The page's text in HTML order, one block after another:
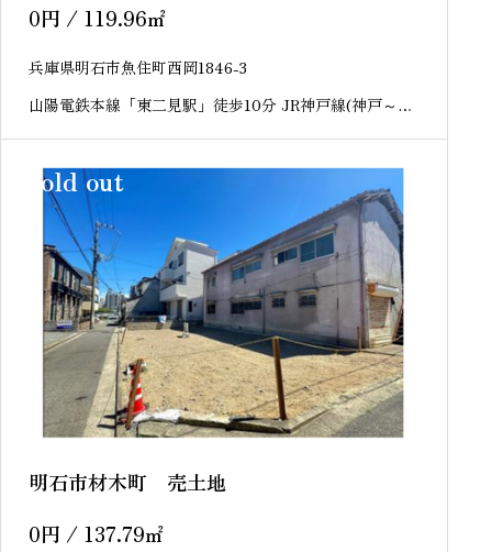
0円 / 119.96㎡
兵庫県明石市魚住町西岡1846-3
山陽電鉄本線「東二見駅」徒歩10分 JR神戸線(神戸～姫
路)「魚住駅」徒歩20分
sold out
明石市材木町 売土地
0円 / 137.79㎡